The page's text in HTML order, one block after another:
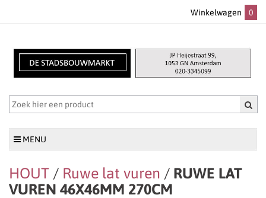
Winkelwagen 0
MENU
HOUT / Ruwe lat vuren / RUWE LAT
VUREN 46X46MM 270CM